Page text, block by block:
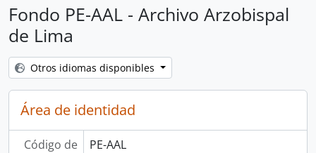
Fondo PE-AAL - Archivo Arzobispal
de Lima
Otros idiomas disponibles
Área de identidad
Código de
PE-AAL